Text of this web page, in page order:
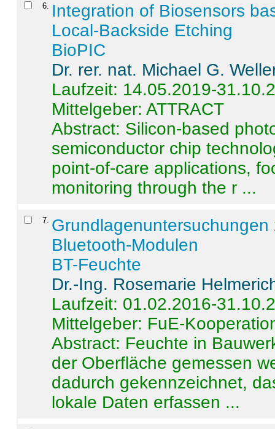
6
Integration of Biosensors
Local-Backside Etching
BioPIC
Dr. rer. nat. Michael G.
Laufzeit: 14.05.2019-
Mittelgeber: ATTRACT
Abstract: Silicon-based
semiconductor chip
point-of-care applications,
monitoring through the r ...
7
Bluetooth-Modulen
BT-Feuchte
Dr.-Ing. Rosemarie
Laufzeit: 01.02.2016-
Mittelgeber: FuE-
Abstract: Feuchte in
der Oberfläche gemessen
dadurch gekennzeichnet,
lokale Daten erfassen ...